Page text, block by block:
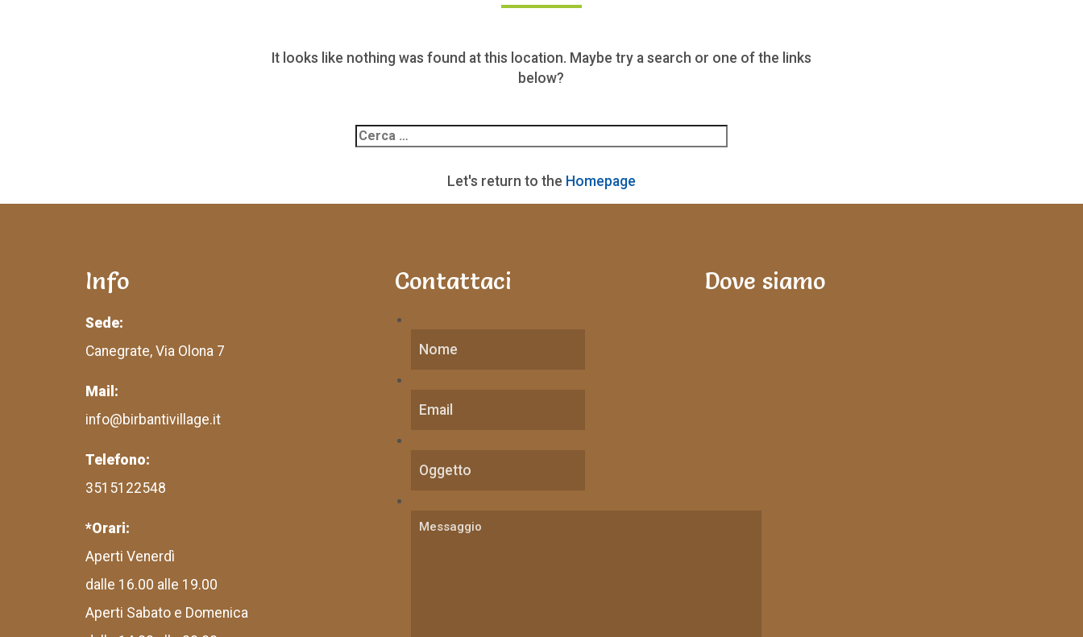
It looks like nothing was found at this location. Maybe try a search or one of the links
below?
per:
Let's return to the Homepage
Info
Sede:
Canegrate, Via Olona 7
Mail:
info@birbantivillage.it
Telefono:
3515122548
*Orari:
Aperti Venerdì
dalle 16.00 alle 19.00
Aperti Sabato e Domenica
Contattaci Dove siamo